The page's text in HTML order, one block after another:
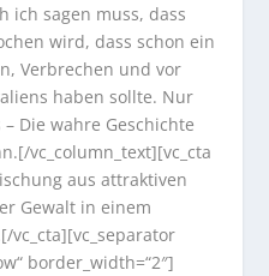
ich sagen muss, dass
wird, dass schon ein
Verbrechen und vor
haben sollte. Nur
Die wahre Geschichte
vc_column_text][vc_cta
aus attraktiven
Gewalt in einem
vc_cta][vc_separator
border_width=“2″]